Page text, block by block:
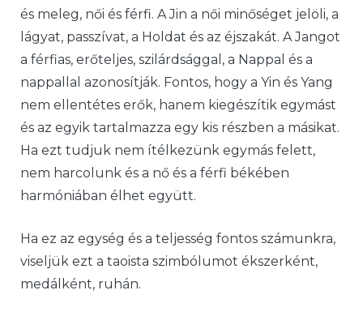
és meleg, női és férfi. A Jin a női minőséget jelöli, a
lágyat, passzívat, a Holdat és az éjszakát. A Jangot
a férfias, erőteljes, szilárdsággal, a Nappal és a
nappallal azonosítják. Fontos, hogy a Yin és Yang
nem ellentétes erők, hanem kiegészítik egymást
és az egyik tartalmazza egy kis részben a másikat.
Ha ezt tudjuk nem ítélkezünk egymás felett,
nem harcolunk és a nő és a férfi békében
harmóniában élhet együtt.
Ha ez az egység és a teljesség fontos számunkra,
viseljük ezt a taoista szimbólumot ékszerként,
medálként, ruhán.